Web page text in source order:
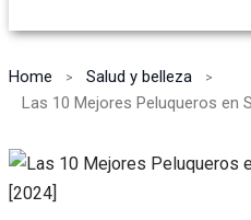
Home
Salud y belleza